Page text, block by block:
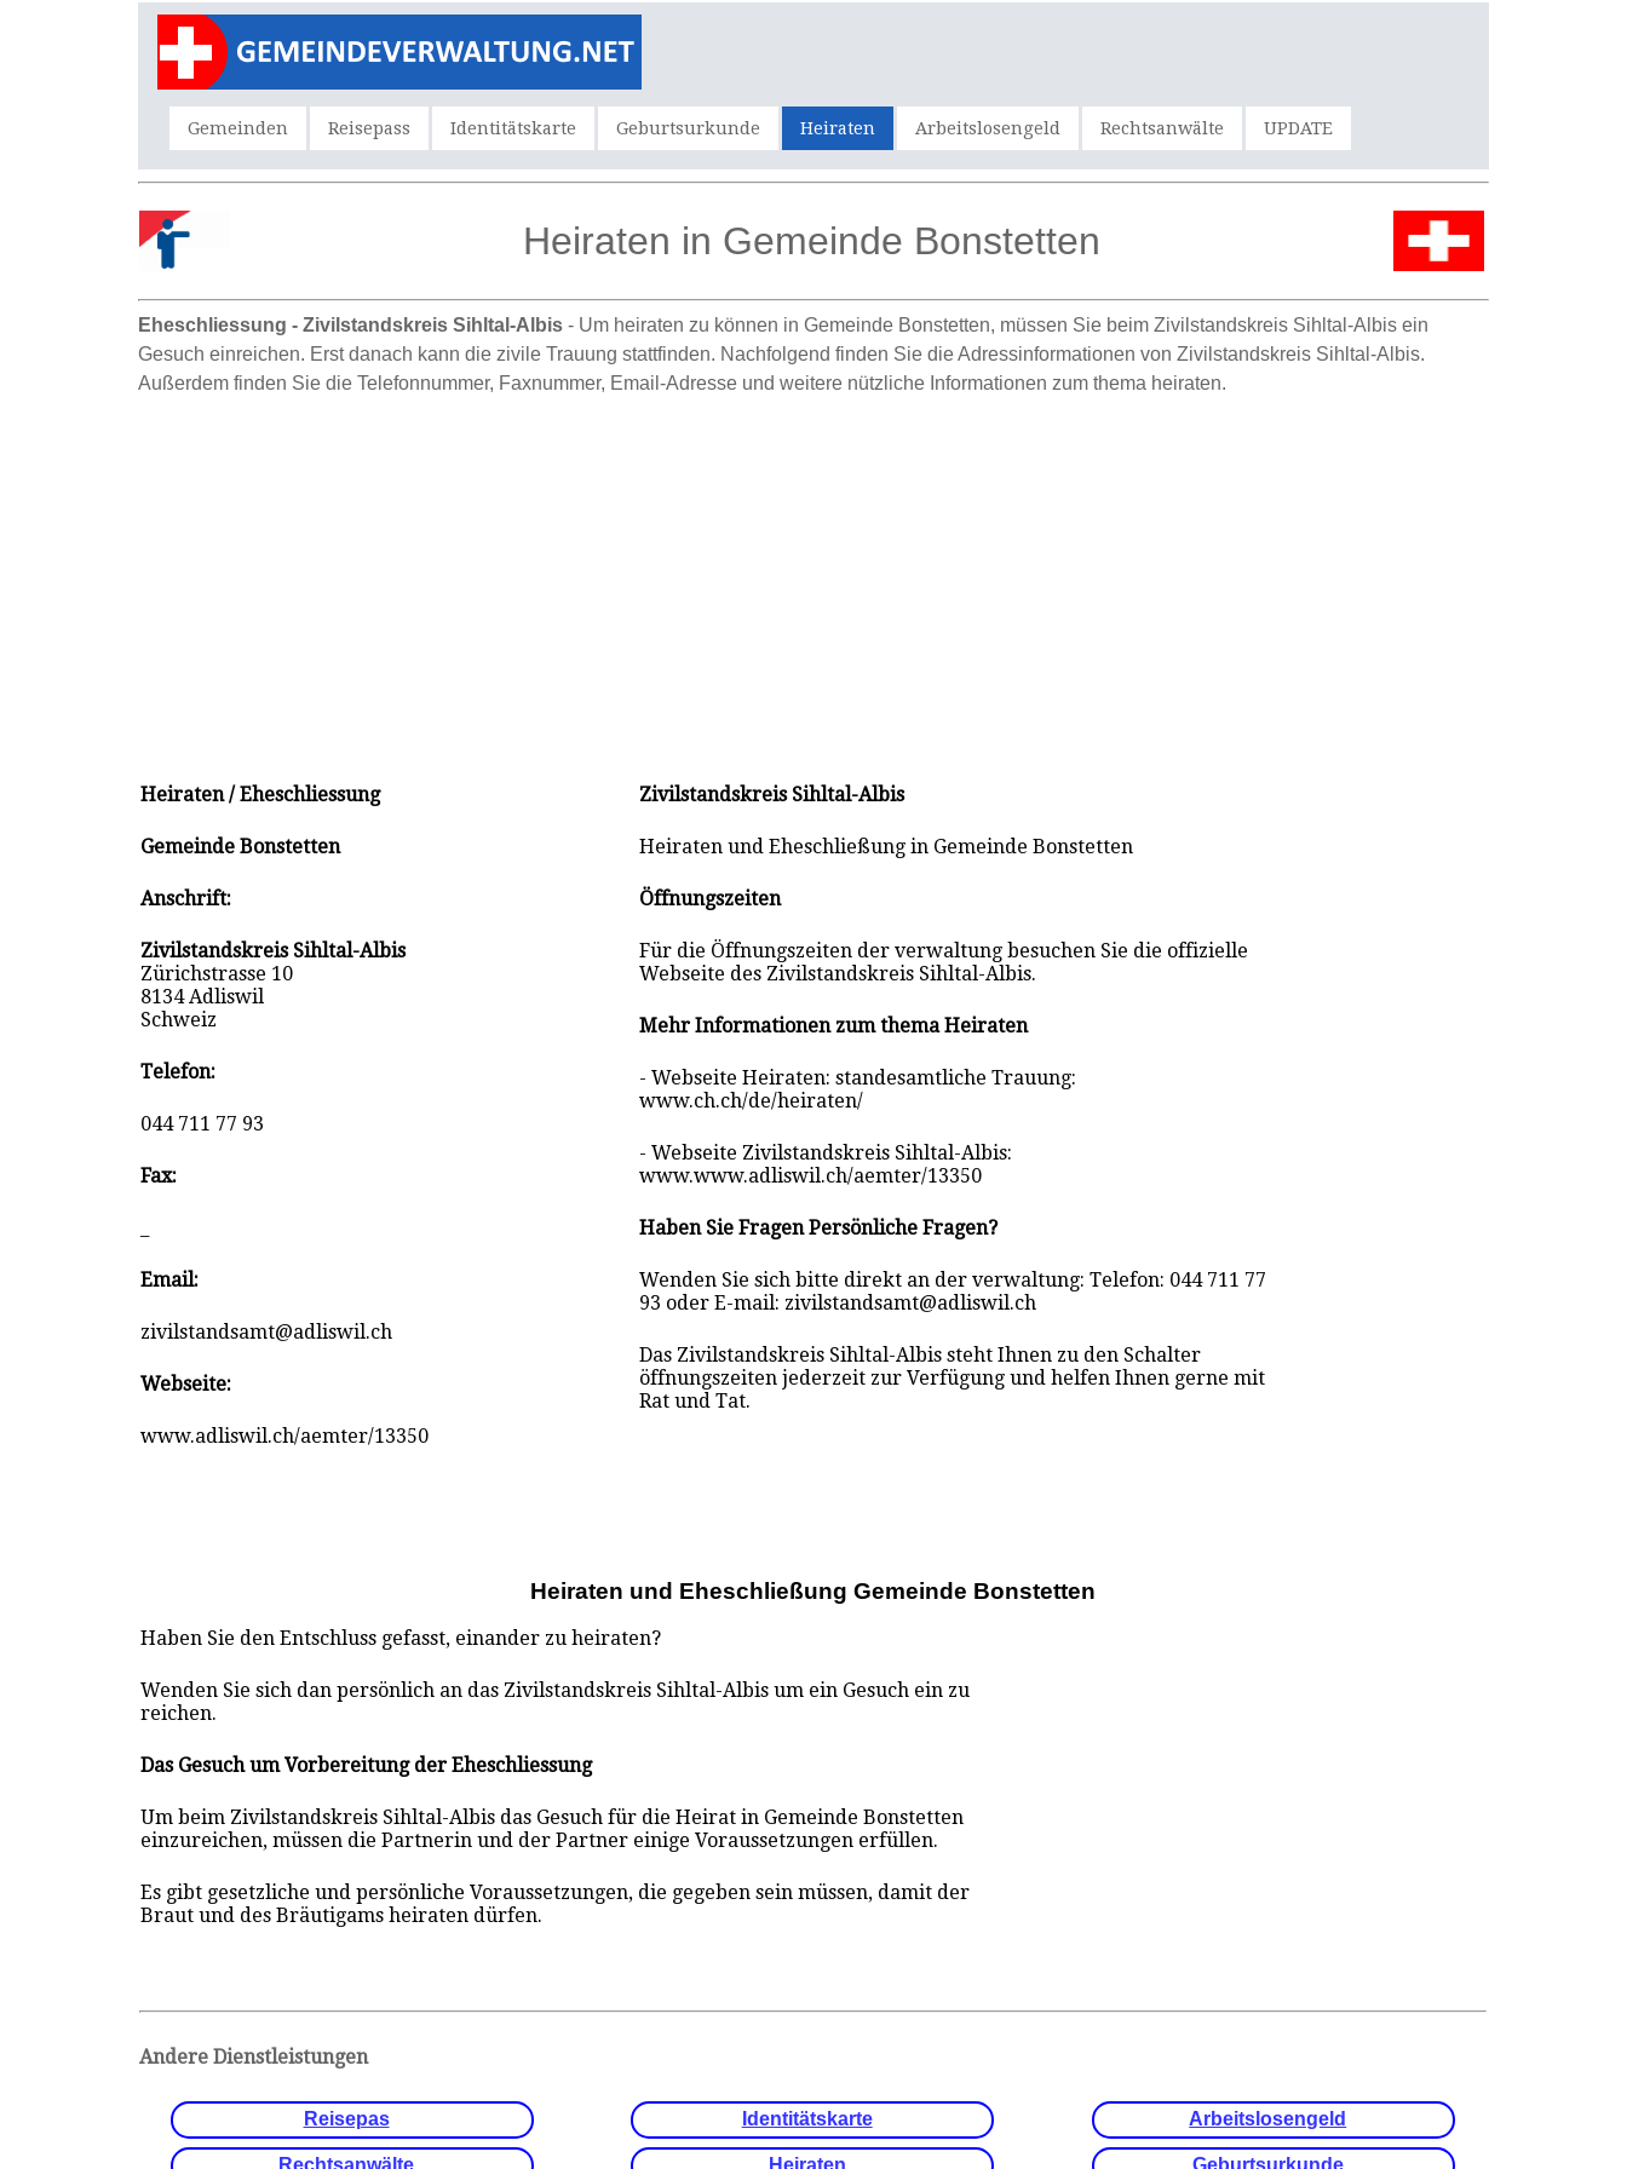
Gemeinden Reisepass Identitätskarte Geburtsurkunde Heiraten Arbeitslosengeld Rechtsanwälte UPDATE
Heiraten in Gemeinde Bonstetten
Eheschliessung - Zivilstandskreis Sihltal-Albis- Um heiraten zu können in Gemeinde Bonstetten, müssen Sie beim Zivilstandskreis Sihltal-Albis ein
Gesuch einreichen. Erst danach kann die zivile Trauung stattfinden. Nachfolgend finden Sie die Adressinformationen von Zivilstandskreis Sihltal-Albis.
Außerdem finden Sie die Telefonnummer, Faxnummer, Email-Adresse und weitere nützliche Informationen zum thema heiraten.
Heiraten / Eheschliessung
Gemeinde Bonstetten
Anschrift:
Zivilstandskreis Sihltal-Albis
Zürichstrasse 10
8134 Adliswil
Schweiz
Telefon:
044 711 77 93
Fax:
Email:
zivilstandsamt@adliswil.ch
Webseite:
www.adliswil.ch/aemter/13350
Zivilstandskreis Sihltal-Albis
Heiraten und Eheschließung in Gemeinde Bonstetten
Öffnungszeiten
Für die Öffnungszeiten der verwaltung besuchen Sie die offizielle
Webseite des Zivilstandskreis Sihltal-Albis.
Mehr Informationen zum thema Heiraten
- Webseite Heiraten: standesamtliche Trauung:
www.ch.ch/de/heiraten/
- Webseite Zivilstandskreis Sihltal-Albis:
www.www.adliswil.ch/aemter/13350
Haben Sie Fragen Persönliche Fragen?
Wenden Sie sich bitte direkt an der verwaltung: Telefon: 044 711 77
93 oder E-mail: zivilstandsamt@adliswil.ch
Das Zivilstandskreis Sihltal-Albis steht Ihnen zu den Schalter
öffnungszeiten jederzeit zur Verfügung und helfen Ihnen gerne mit
Rat und Tat.
Heiraten und Eheschließung Gemeinde Bonstetten
Haben Sie den Entschluss gefasst, einander zu heiraten?
Wenden Sie sich dan persönlich an das Zivilstandskreis Sihltal-Albis um ein Gesuch ein zu
reichen.
Das Gesuch um Vorbereitung der Eheschliessung
Um beim Zivilstandskreis Sihltal-Albis das Gesuch für die Heirat in Gemeinde Bonstetten
einzureichen, müssen die Partnerin und der Partner einige Voraussetzungen erfüllen.
Es gibt gesetzliche und persönliche Voraussetzungen, die gegeben sein müssen, damit der
Braut und des Bräutigams heiraten dürfen.
Andere Dienstleistungen
Reisepas Identitätskarte Arbeitslosengeld
Rechtsanwälte Heiraten Geburtsurkunde